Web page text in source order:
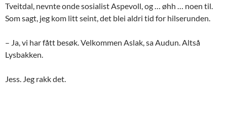
Tveitdal, nevnte onde sosialist Aspevoll, og … øhh … noen til.
Som sagt, jeg kom litt seint, det blei aldri tid for hilserunden.
– Ja, vi har fått besøk. Velkommen Aslak, sa Audun. Altså
Lysbakken.
Jess. Jeg rakk det.